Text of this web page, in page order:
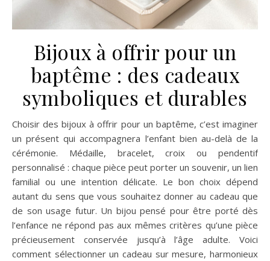
Bijoux à offrir pour un
baptême : des cadeaux
symboliques et durables
Choisir des bijoux à offrir pour un baptême, c’est imaginer
un présent qui accompagnera l’enfant bien au-delà de la
cérémonie. Médaille, bracelet, croix ou pendentif
personnalisé : chaque pièce peut porter un souvenir, un lien
familial ou une intention délicate. Le bon choix dépend
autant du sens que vous souhaitez donner au cadeau que
de son usage futur. Un bijou pensé pour être porté dès
l’enfance ne répond pas aux mêmes critères qu’une pièce
précieusement conservée jusqu’à l’âge adulte. Voici
comment sélectionner un cadeau sur mesure, harmonieux